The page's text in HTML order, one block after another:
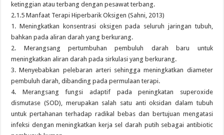
ketinggian atau terbang dengan pesawat terbang.
2.1.5 Manfaat Terapi Hiperbarik Oksigen (Sahni, 2013)
1. Meningkatkan konsentrasi oksigen pada seluruh jaringan tubuh,
bahkan pada aliran darah yang berkurang.
2. Merangsang pertumbuhan pembuluh darah baru untuk
meningkatkan aliran darah pada sirkulasi yang berkurang.
3. Menyebabkan pelebaran arteri sehingga meningkatkan diameter
pembuluh darah, dibanding pada permulaan terapi.
4. Merangsang fungsi adaptif pada peningkatan superoxide
dismutase (SOD), merupakan salah satu anti oksidan dalam tubuh
untuk pertahanan terhadap radikal bebas dan bertujuan mengatasi
infeksi dengan meningkatkan kerja sel darah putih sebagai antibiotic